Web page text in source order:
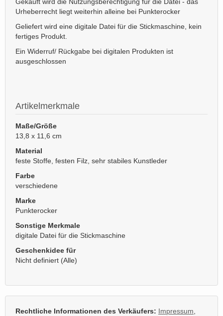
Urheberrecht liegt weiterhin alleine bei Punkterocker
Geliefert wird eine digitale Datei für die Stickmaschine, kein
fertiges Produkt.
Ein Widerruf/ Rückgabe bei digitalen Produkten ist
ausgeschlossen
Artikelmerkmale
Maße/Größe
13,8 x 11,6 cm
Material
feste Stoffe, festen Filz, sehr stabiles Kunstleder
Farbe
verschiedene
Marke
Punkterocker
Sonstige Merkmale
digitale Datei für die Stickmaschine
Geschenkidee für
Nicht definiert (Alle)
Rechtliche Informationen des Verkäufers: Impressum,